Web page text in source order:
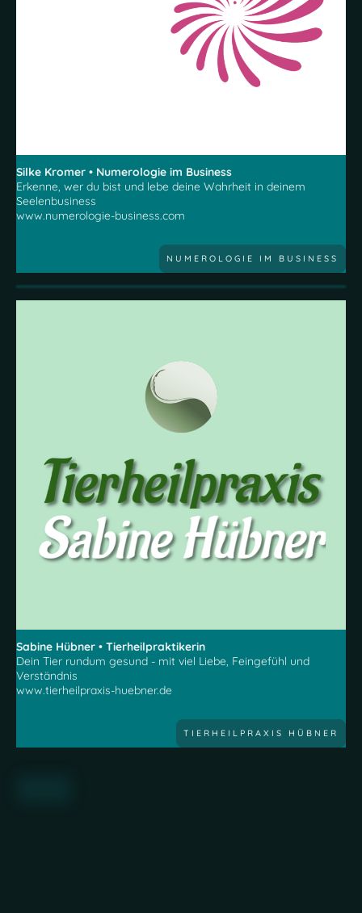
Silke Kromer • Numerologie im Business
Erkenne, wer du bist und lebe deine Wahrheit in deinem
Seelenbusiness
www.numerologie-business.com
NUMEROLOGIE IM BUSINESS
Sabine Hübner • Tierheilpraktikerin
Dein Tier rundum gesund - mit viel Liebe, Feingefühl und
Verständnis
www.tierheilpraxis-huebner.de
TIERHEILPRAXIS HÜBNER